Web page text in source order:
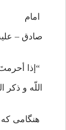
امام
صادق –
“إذا
اللّه و ذكر
هنگامى كه